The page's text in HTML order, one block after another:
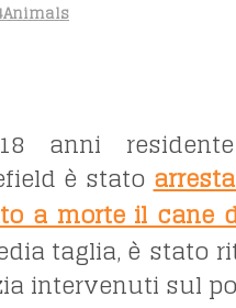
anni
è stato
a morte il cane
taglia, è stato
intervenuti sul